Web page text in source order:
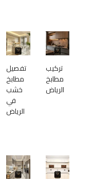
تركيب
مطابخ
الرياض
تفصيل
مطابخ
خشب
في
الرياض